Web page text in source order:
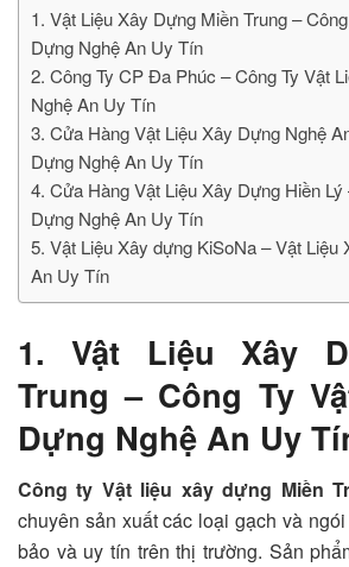
1. Vật Liệu Xây Dựng Miền Trung –
Dựng Nghệ An Uy Tín
2. Công Ty CP Đa Phúc – Công Ty Vật
Nghệ An Uy Tín
3. Cửa Hàng Vật Liệu Xây Dựng Nghệ
Dựng Nghệ An Uy Tín
4. Cửa Hàng Vật Liệu Xây Dựng Hiền Lý
Dựng Nghệ An Uy Tín
5. Vật Liệu Xây dựng KiSoNa – Vật Liệu
An Uy Tín
1. Vật Liệu Xây
Trung – Công Ty
Dựng Nghệ An Uy
Công ty Vật liệu xây dựng Miền
chuyên sản xuất các loại gạch và
bảo và uy tín trên thị trường. Sản